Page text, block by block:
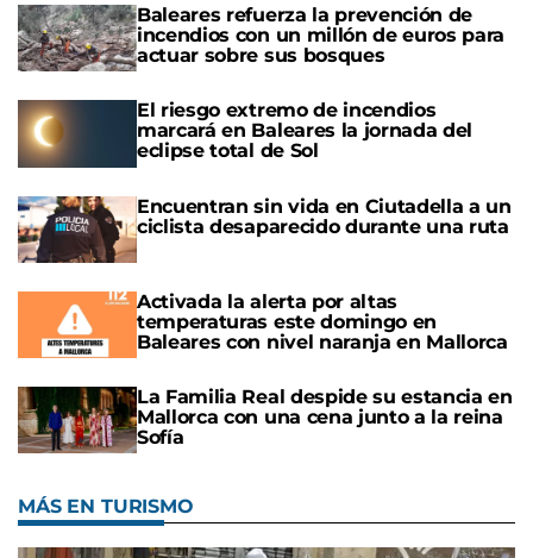
Baleares refuerza la prevención de
incendios con un millón de euros para
actuar sobre sus bosques
El riesgo extremo de incendios
marcará en Baleares la jornada del
eclipse total de Sol
Encuentran sin vida en Ciutadella a un
ciclista desaparecido durante una ruta
Activada la alerta por altas
temperaturas este domingo en
Baleares con nivel naranja en Mallorca
La Familia Real despide su estancia en
Mallorca con una cena junto a la reina
Sofía
MÁS EN TURISMO